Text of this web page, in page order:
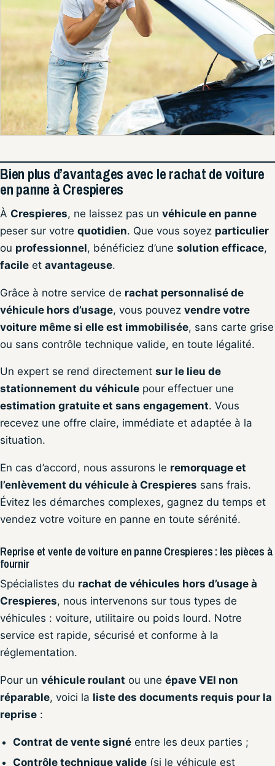
Bien plus d’avantages avec le rachat de voiture
en panne à Crespieres
À Crespieres, ne laissez pas un véhicule en panne
peser sur votre quotidien. Que vous soyez particulier
ou professionnel, bénéficiez d’une solution efficace,
facile et avantageuse.
Grâce à notre service de rachat personnalisé de
véhicule hors d’usage, vous pouvez vendre votre
voiture même si elle est immobilisée, sans carte grise
ou sans contrôle technique valide, en toute légalité.
Un expert se rend directement sur le lieu de
stationnement du véhicule pour effectuer une
estimation gratuite et sans engagement. Vous
recevez une offre claire, immédiate et adaptée à la
situation.
En cas d’accord, nous assurons le remorquage et
l’enlèvement du véhicule à Crespieres sans frais.
Évitez les démarches complexes, gagnez du temps et
vendez votre voiture en panne en toute sérénité.
Reprise et vente de voiture en panne Crespieres : les pièces à
fournir
Spécialistes du rachat de véhicules hors d’usage à
Crespieres, nous intervenons sur tous types de
véhicules : voiture, utilitaire ou poids lourd. Notre
service est rapide, sécurisé et conforme à la
réglementation.
Pour un véhicule roulant ou une épave VEI non
réparable, voici la liste des documents requis pour la
reprise :
Contrat de vente signéentre les deux parties ;
Contrôle technique valide(si le véhicule est